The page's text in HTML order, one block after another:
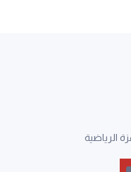
الرياضية